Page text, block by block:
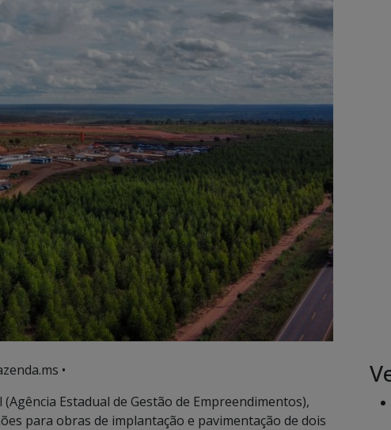
•
Estadual de Gestão de Empreendimentos),
para obras de implantação e pavimentação de dois